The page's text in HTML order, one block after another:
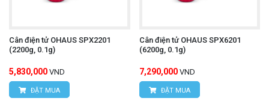
Cân điện tử OHAUS SPX2201
(2200g, 0.1g)
5,830,000 VND
ĐẶT MUA
Cân điện tử OHAUS SPX6201
(6200g, 0.1g)
7,290,000 VND
ĐẶT MUA